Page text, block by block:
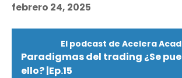
febrero 24, 2025